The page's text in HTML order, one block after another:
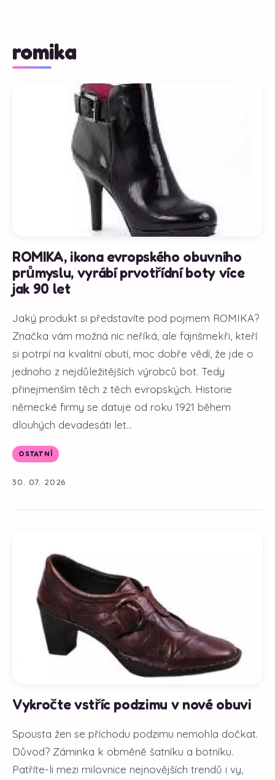
romika
ROMIKA, ikona evropského obuvního
průmyslu, vyrábí prvotřídní boty více
jak 90 let
Jaký produkt si představíte pod pojmem ROMIKA?
Značka vám možná nic neříká, ale fajnšmekři, kteří
si potrpí na kvalitní obutí, moc dobře vědí, že jde o
jednoho z nejdůležitějších výrobců bot. Tedy
přinejmenším těch z těch evropských. Historie
německé firmy se datuje od roku 1921 během
dlouhých devadesáti let...
OSTATNÍ
30. 07. 2026
Vykročte vstříc podzimu v nové obuvi
Spousta žen se příchodu podzimu nemohla dočkat.
Důvod? Záminka k obměně šatníku a botníku.
Patříte-li mezi milovnice nejnovějších trendů i vy,